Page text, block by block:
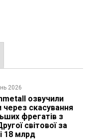
2026
озвучили
через скасування
фрегатів з
світової за
18 млрд